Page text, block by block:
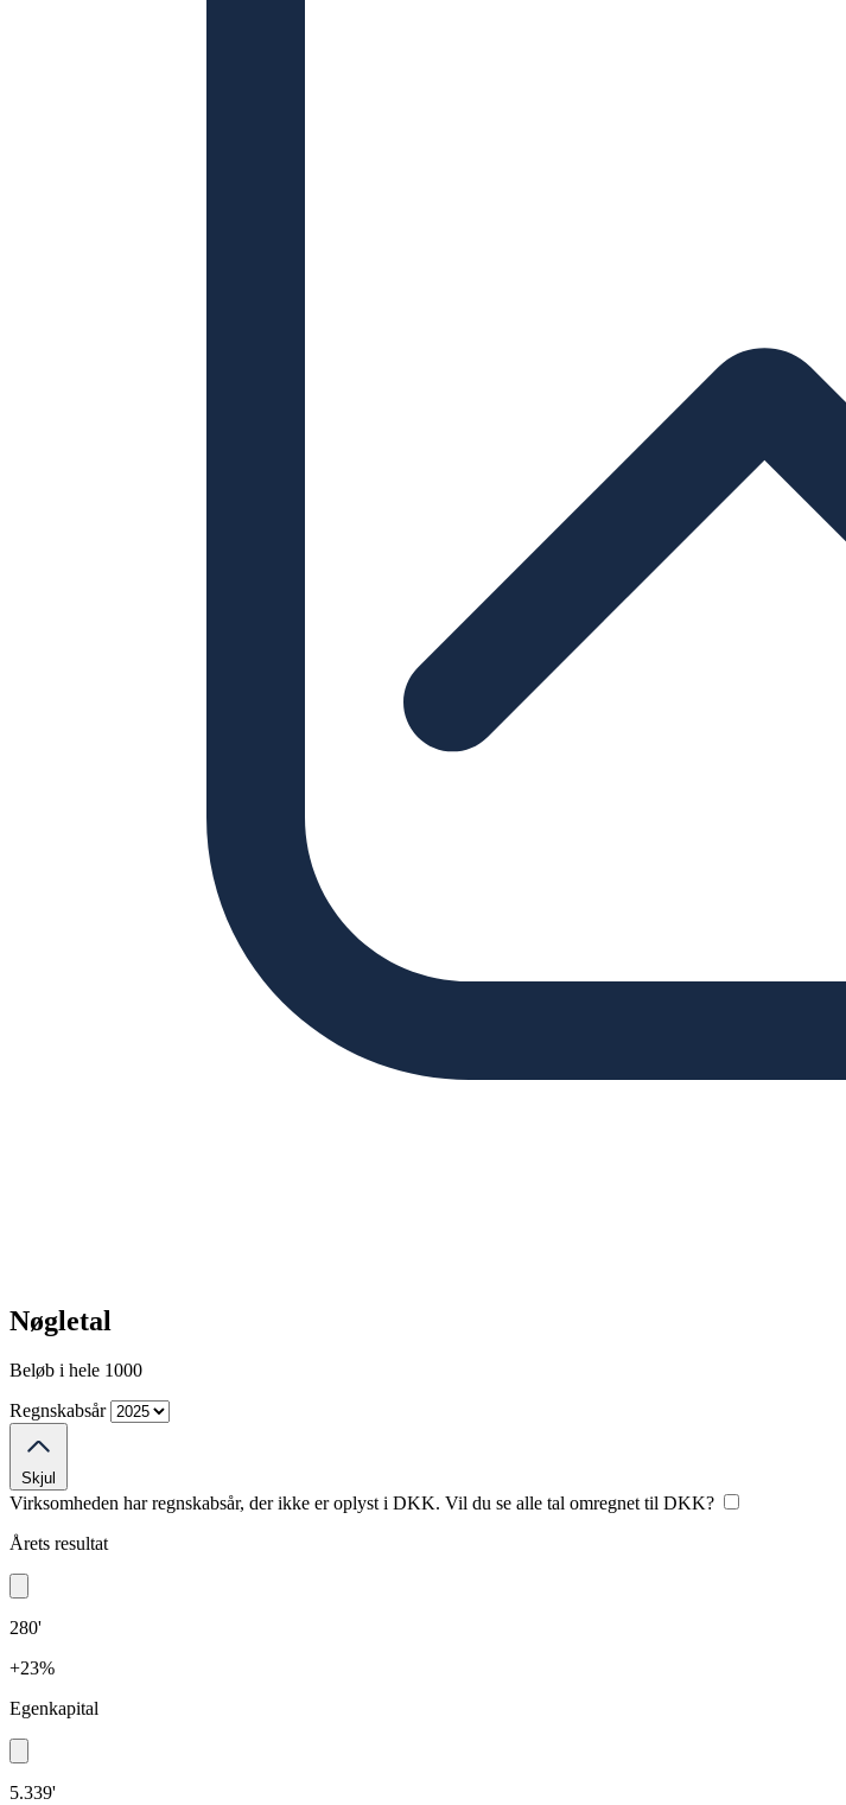
Nøgletal
Beløb i hele 1000
Regnskabsår
Skjul
Virksomheden har regnskabsår, der ikke er oplyst i DKK. Vil du se alle tal omregnet til DKK?
Årets resultat
280'
+23%
Egenkapital
5.339'